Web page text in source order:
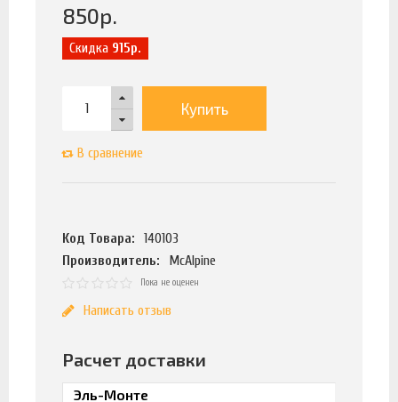
850р.
Скидка 915р.
Купить
В сравнение
Код Товара:
140103
Производитель:
McAlpine
Пока не оценен
Написать отзыв
Расчет доставки